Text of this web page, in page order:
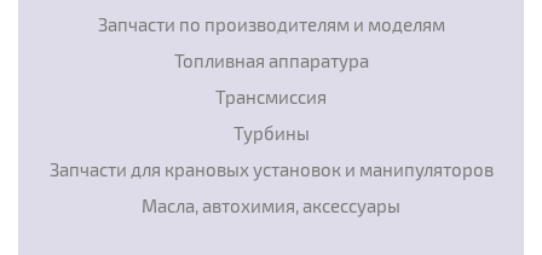
Запчасти по производителям и моделям
Топливная аппаратура
Трансмиссия
Турбины
Запчасти для крановых установок и манипуляторов
Масла, автохимия, аксессуары